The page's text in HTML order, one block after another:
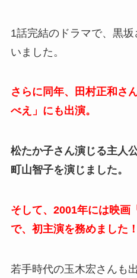
1話完結のドラマで、黒
いました。
さらに同年、田村正和さ
べえ」にも出演。
松たか子さん演じる主人
町山智子を演じました。
そして、2001年には映画
で、初主演を務めました！
若手時代の玉木宏さんも